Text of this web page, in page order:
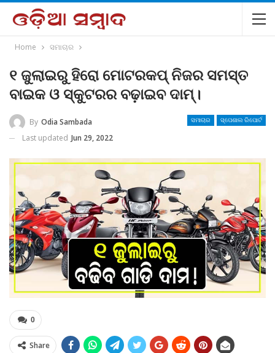
Home ସମାଚାର
୧ ଜୁଲାଇରୁ ହିରୋ ମୋଟରକପ୍‌ ନିଜର ସମସ୍ତ
ବାଇକ ଓ ସ୍କୁଟରର ବଢ଼ାଇବ ଦାମ୍‌।
ସମାଚାର ସ୍ପେଶାଲ ରିପୋର୍ଟ
By Odia Sambada
Last updated Jun 29, 2022
0
Share